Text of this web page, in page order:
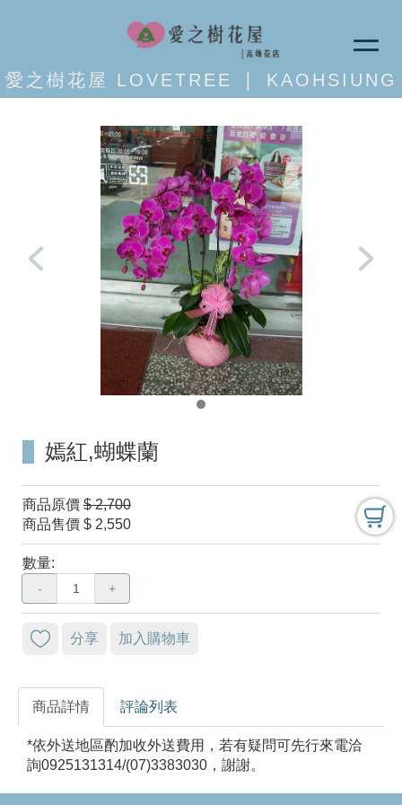
愛之樹花屋 LOVETREE ❘ KAOHSIUNG
嫣紅,蝴蝶蘭
商品原價 $ 2,700
商品售價 $ 2,550
數量:
- +
分享 加入購物車
商品詳情 評論列表
*依外送地區酌加收外送費用，若有疑問可先行來電洽
詢0925131314/(07)3383030，謝謝。